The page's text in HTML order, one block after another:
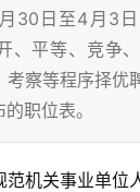
30日至4月3
、平等、竞争
考察等程序择优
职位表。
机关事业单位